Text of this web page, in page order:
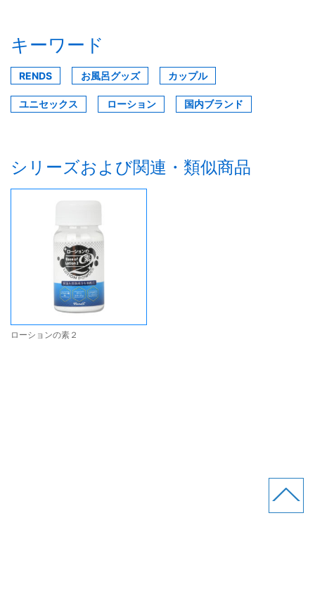
キーワード
RENDS お風呂グッズ カップル
ユニセックス ローション 国内ブランド
シリーズおよび関連・類似商品
ローションの素２